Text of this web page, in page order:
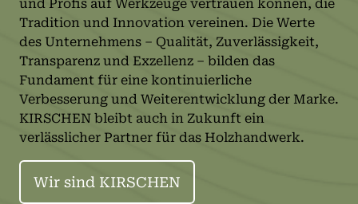
und Profis auf Werkzeuge vertrauen können, die
Tradition und Innovation vereinen. Die Werte
des Unternehmens – Qualität, Zuverlässigkeit,
Transparenz und Exzellenz – bilden das
Fundament für eine kontinuierliche
Verbesserung und Weiterentwicklung der Marke.
KIRSCHEN bleibt auch in Zukunft ein
verlässlicher Partner für das Holzhandwerk.
Wir sind KIRSCHEN